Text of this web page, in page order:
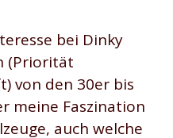
bei Dinky
(Priorität
von den 30er bis
meine Faszination
auch welche